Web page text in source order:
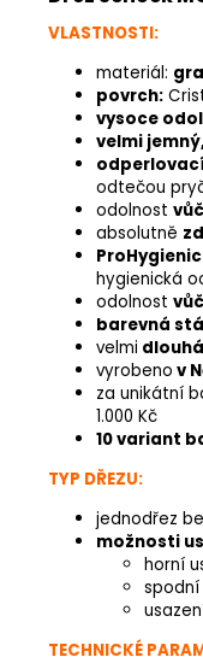
VLASTNOSTI:
materiál:
povrch:
vysoce
velmi
odtečou
odolnost
absolutně
ProHygienic
hygienická
odolnost
barevná
velmi
vyrobeno v
za unikátní
1.000 Kč
10 variant
TYP DŘEZU:
jednodřez
možnosti
horní
TECHNICKÉ